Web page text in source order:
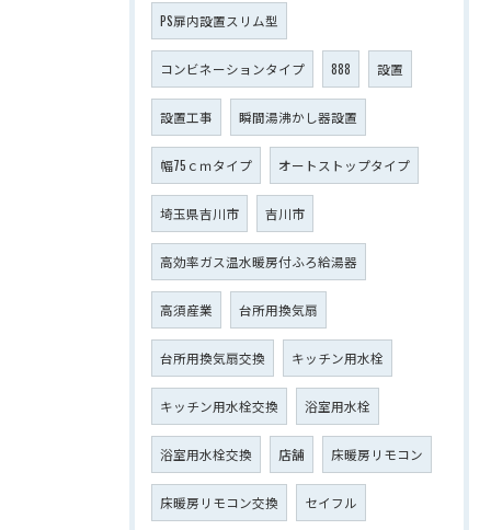
PS扉内設置スリム型
コンビネーションタイプ 888 設置
設置工事 瞬間湯沸かし器設置
幅75ｃｍタイプ オートストップタイプ
埼玉県吉川市 吉川市
高効率ガス温水暖房付ふろ給湯器
高須産業 台所用換気扇
台所用換気扇交換 キッチン用水栓
キッチン用水栓交換 浴室用水栓
浴室用水栓交換 店舗 床暖房リモコン
床暖房リモコン交換 セイフル